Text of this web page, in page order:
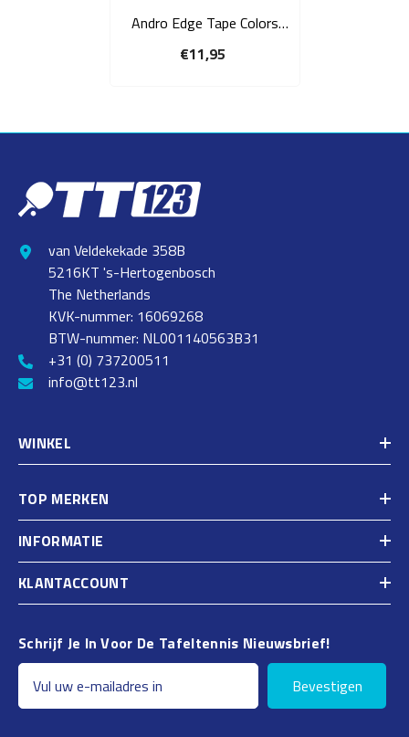
Andro Edge Tape Colors
10mm 10m green/blue/pink
€11,95
van Veldekekade 358B
5216KT 's-Hertogenbosch
The Netherlands
KVK-nummer: 16069268
BTW-nummer: NL001140563B31
+31 (0) 737200511
info@tt123.nl
WINKEL
TOP MERKEN
INFORMATIE
KLANTACCOUNT
Schrijf Je In Voor De Tafeltennis Nieuwsbrief!
Bevestigen